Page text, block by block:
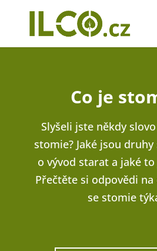
Co je
Slyšeli jste někdy
stomie? Jaké jsou
o vývod starat a jaké
Přečtěte si odpovědi
se stomie